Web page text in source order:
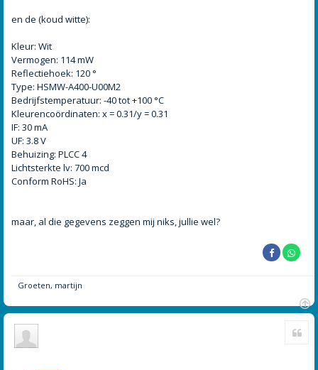
en de (koud witte):
Kleur: Wit
Vermogen: 114 mW
Reflectiehoek: 120 °
Type: HSMW-A400-U00M2
Bedrijfstemperatuur: -40 tot +100 °C
Kleurencoördinaten: x = 0.31/y = 0.31
IF: 30 mA
UF: 3.8 V
Behuizing: PLCC 4
Lichtsterkte lv: 700 mcd
Conform RoHS: Ja
maar, al die gegevens zeggen mij niks, jullie wel?
Groeten, martijn
O